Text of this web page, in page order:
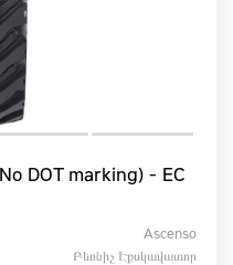
DOT marking) - EC
Ascenso
Բեռնիչ Էքսկավատոր